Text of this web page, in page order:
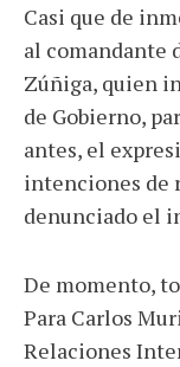
Casi que de
al comandante
Zúñiga, quien
de Gobierno,
antes, el
intenciones de
denunciado el
De momento,
Para Carlos
Relaciones